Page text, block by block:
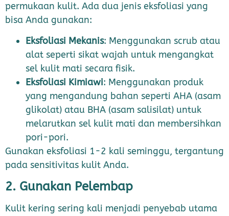
permukaan kulit. Ada dua jenis eksfoliasi yang
bisa Anda gunakan:
Eksfoliasi Mekanis: Menggunakan scrub atau
alat seperti sikat wajah untuk mengangkat
sel kulit mati secara fisik.
Eksfoliasi Kimiawi: Menggunakan produk
yang mengandung bahan seperti AHA (asam
glikolat) atau BHA (asam salisilat) untuk
melarutkan sel kulit mati dan membersihkan
pori-pori.
Gunakan eksfoliasi 1-2 kali seminggu, tergantung
pada sensitivitas kulit Anda.
2. Gunakan Pelembap
Kulit kering sering kali menjadi penyebab utama